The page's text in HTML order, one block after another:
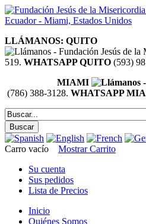
LLÁMANOS: QUITO
519. WHATSAPP QUITO (593)
MIAMI
(786) 388-3128. WHATSAPP
Carro vacío
Mostrar Carrito
Su cuenta
Sus pedidos
Lista de Precios
Inicio
Quiénes Somos